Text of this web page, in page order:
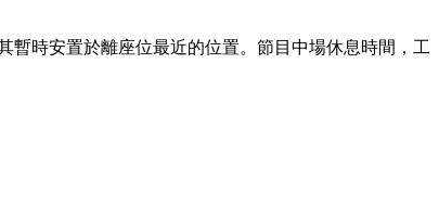
暫時安置於離座位最近的位置。節目中場休息時間，工